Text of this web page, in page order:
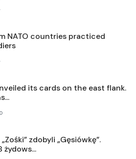
NATO countries practiced
its cards on the east flank.
zdobyli „Gęsiówkę”.
żydows...